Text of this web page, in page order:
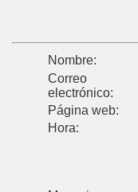
Nombre:
Correo
electrónico:
Página web:
Hora: